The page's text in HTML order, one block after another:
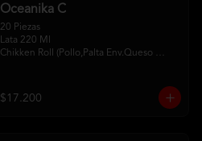
Oceanika C
20 Piezas
Lata 220 Ml
Chikken Roll (Pollo,Palta Env.Queso
Crema ,Cebollin Env Tempura)
2Palitos -1  Soya -1 Unagui
$17.200